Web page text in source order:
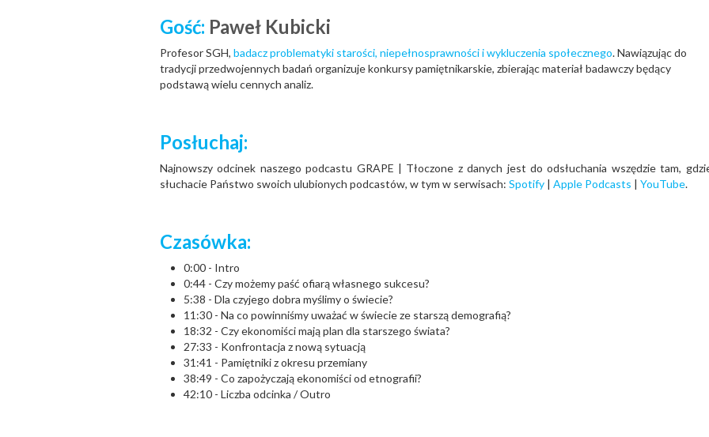
Gość: Paweł Kubicki
Profesor SGH, badacz problematyki starości, niepełnosprawności i wykluczenia społecznego. Nawiązując do
tradycji przedwojennych badań organizuje konkursy pamiętnikarskie, zbierając materiał badawczy będący
podstawą wielu cennych analiz.
Posłuchaj:
Najnowszy odcinek naszego podcastu GRAPE | Tłoczone z danych jest do odsłuchania wszędzie tam,
słuchacie Państwo swoich ulubionych podcastów, w tym w serwisach: Spotify | Apple Podcasts | YouTube.
Czasówka:
0:00 - Intro
0:44 - Czy możemy paść ofiarą własnego sukcesu?
5:38 - Dla czyjego dobra myślimy o świecie?
11:30 - Na co powinniśmy uważać w świecie ze starszą demografią?
18:32 - Czy ekonomiści mają plan dla starszego świata?
27:33 - Konfrontacja z nową sytuacją
31:41 - Pamiętniki z okresu przemiany
38:49 - Co zapożyczają ekonomiści od etnografii?
42:10 - Liczba odcinka / Outro